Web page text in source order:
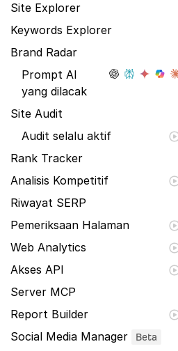
Site Explorer
Keywords Explorer
Brand Radar
Prompt AI
yang dilacak
Site Audit
Audit selalu aktif
Rank Tracker
Analisis Kompetitif
Riwayat SERP
Pemeriksaan Halaman
Web Analytics
Akses API
Server MCP
Report Builder
Social Media Manager
Beta